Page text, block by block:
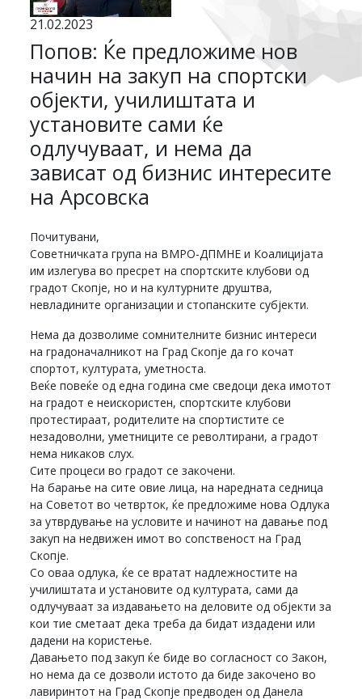
21.02.2023
Попов: Ќе предложиме нов
начин на закуп на спортски
објекти, училиштата и
установите сами ќе
одлучуваат, и нема да
зависат од бизнис интересите
на Арсовска
Почитувани,
Советничката група на ВМРО-ДПМНЕ и Коалицијата
им излегува во пресрет на спортските клубови од
градот Скопје, но и на културните друштва,
невладините организации и стопанските субјекти.
Нема да дозволиме сомнителните бизнис интереси
на градоначалникот на Град Скопје да го кочат
спортот, културата, уметноста.
Веќе повеќе од една година сме сведоци дека имотот
на градот е неискористен, спортските клубови
протестираат, родителите на спортистите се
незадоволни, уметниците се револтирани, а градот
нема никаков слух.
Сите процеси во градот се закочени.
На барање на сите овие лица, на наредната седница
на Советот во четврток, ќе предложиме нова Одлука
за утврдување на условите и начинот на давање под
закуп на недвижен имот во сопственост на Град
Скопје.
Со оваа одлука, ќе се вратат надлежностите на
училиштата и установите од културата, сами да
одлучуваат за издавањето на деловите од објекти за
кои тие сметаат дека треба да бидат издадени или
дадени на користење.
Давањето под закуп ќе биде во согласност со Закон,
но нема да се дозволи истото да биде закочено во
лавиринтот на Град Скопје предводен од Данела